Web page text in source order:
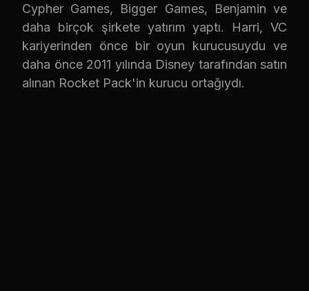
Cypher Games, Bigger Games, Benjamin ve
daha birçok şirkete yatırım yaptı. Harri, VC
kariyerinden önce bir oyun kurucusuydu ve
daha önce 2011 yılında Disney tarafından satın
alınan Rocket Pack'in kurucu ortağıydı.